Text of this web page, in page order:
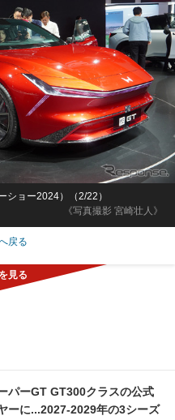
《写真撮影 宮崎壮人》
ショー2024）（2/22）
戻る
パーGT GT300クラスの公式
ーに...2027‐2029年の3シーズ